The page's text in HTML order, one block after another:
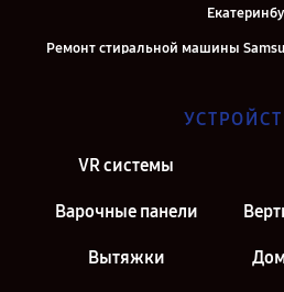
Ремонт стиральной машины
Ремонт стиральной машины
VR системы
Варочные панели
Вытяжки